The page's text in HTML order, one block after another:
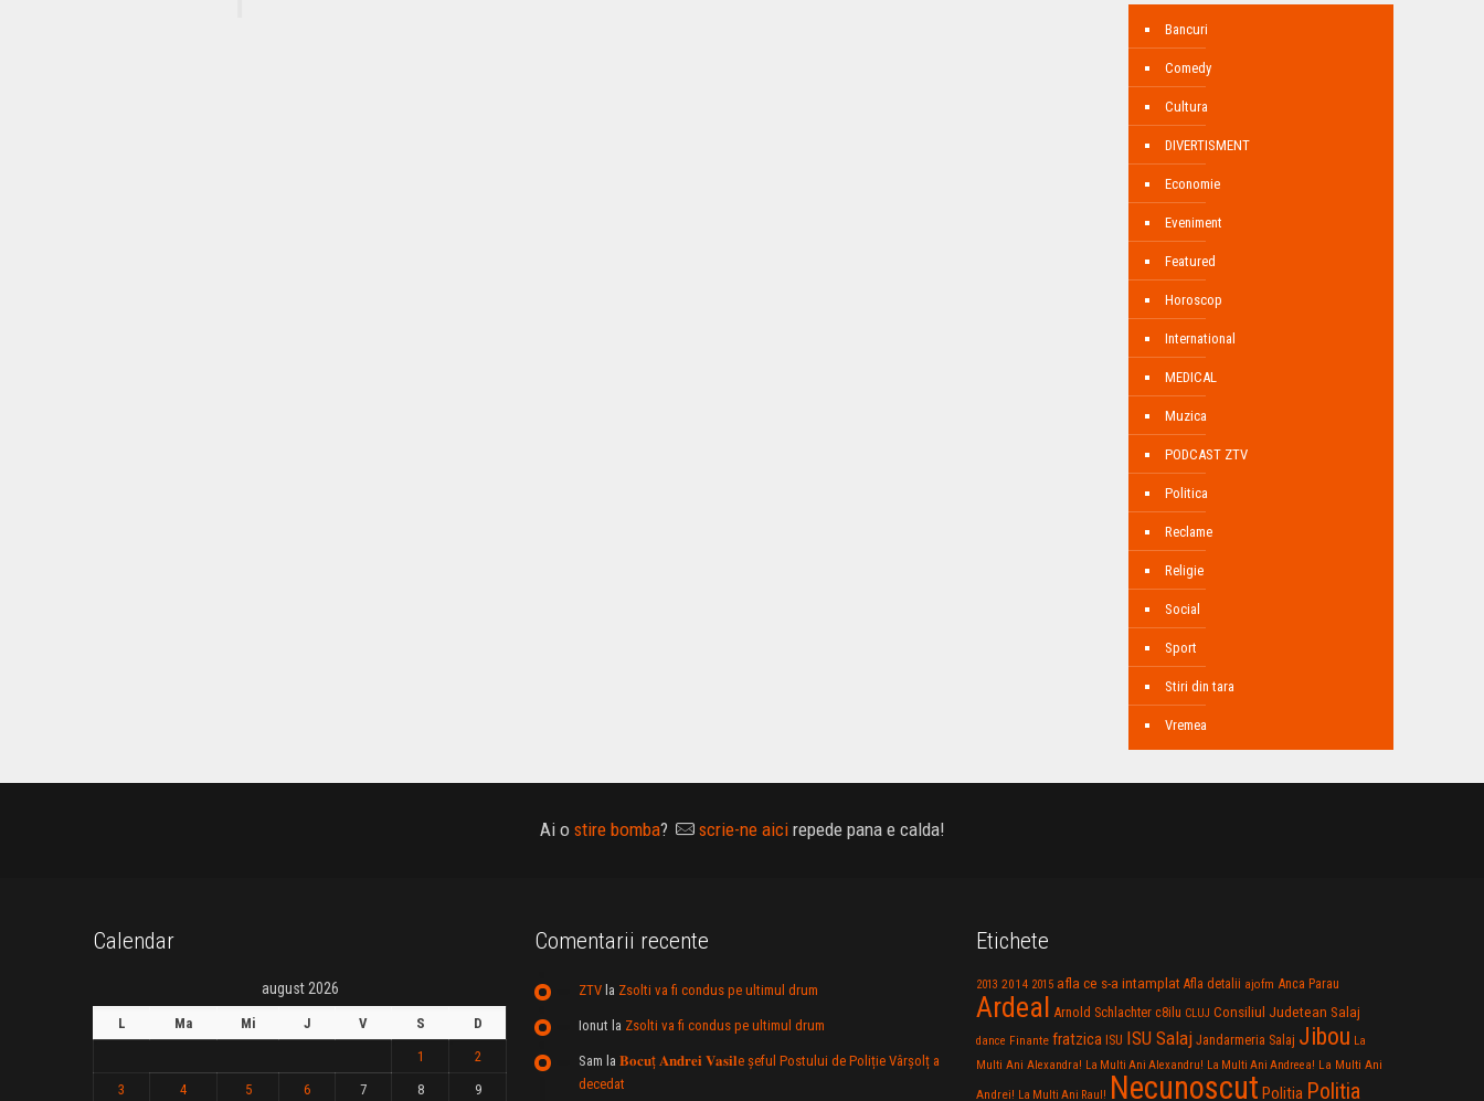
Bancuri
Comedy
Cultura
DIVERTISMENT
Economie
Eveniment
Featured
Horoscop
International
MEDICAL
Muzica
PODCAST ZTV
Politica
Reclame
Religie
Social
Sport
Stiri din tara
Vremea
Ai o stire bomba? scrie-ne aicirepede pana e calda!
Calendar
august 2026
L Ma Mi J V S
D
1
2
3
4 5 6 7 8 9
Comentarii recente
ZTVla Zsolti va fi condus pe ultimul drum
Ionut la Zsolti va fi condus pe ultimul drum
Sam la 𝐁𝐨𝐜𝐮ț 𝐀𝐧𝐝𝐫𝐞𝐢 𝐕𝐚𝐬𝐢𝐥e şeful Postului de Poliție Vârșolț a
decedat
Etichete
2013 2014 2015 afla ce s-a intamplat Afla detalii ajofm Anca Parau
Ardeal Arnold Schlachter c8ilu CLUJ Consiliul Judetean Salaj
dance Finante fratzica ISU ISU Salaj Jandarmeria Salaj Jibou La
Multi Ani Alexandra! La Multi Ani Alexandru! La Multi Ani Andreea! La Multi Ani
Andrei! La Multi Ani Raul! Necunoscut Politia Politia